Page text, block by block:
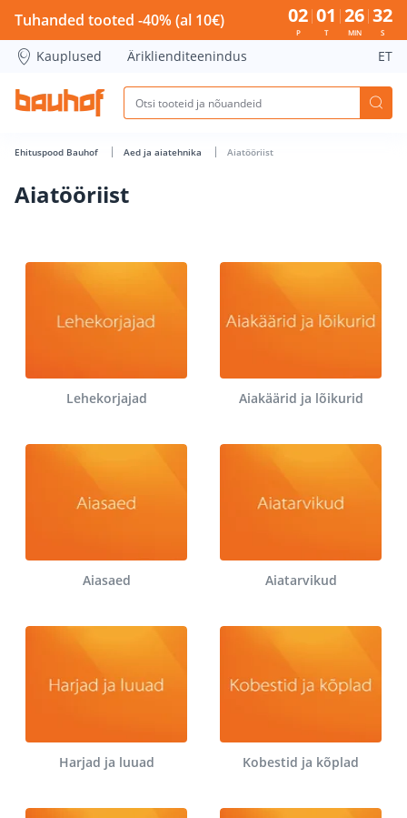
Aiatööriist - Bauhof has loaded
Tuhanded tooted -40% (al 10€) 02
P
01
T
26
MIN
31
S
Kauplused Äriklienditeenindus ET
Ehituspood Bauhof Aed ja aiatehnika Aiatööriist
Aiatööriist
Lehekorjajad Aiakäärid ja lõikurid
Aiasaed Aiatarvikud
Harjad ja luuad Kobestid ja kõplad